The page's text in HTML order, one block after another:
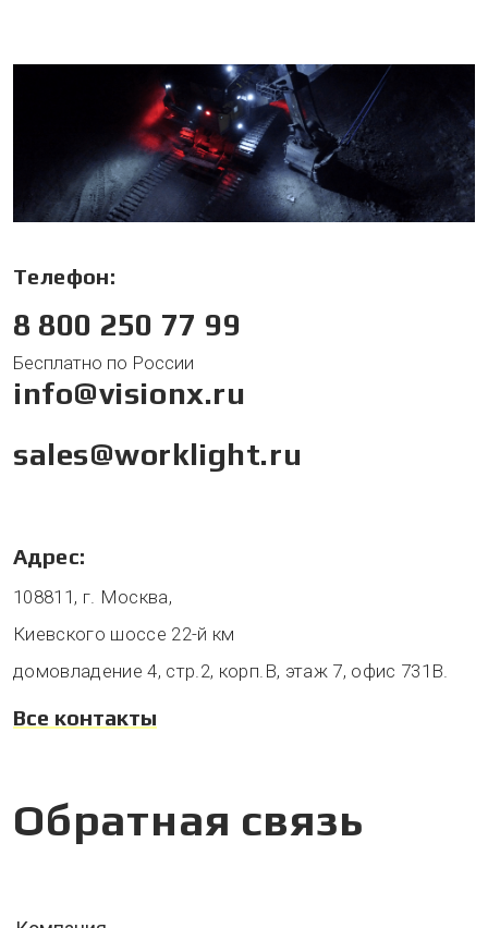
Телефон:
8 800 250 77 99
Бесплатно по России
info@visionx.ru
sales@worklight.ru
Адрес:
108811, г. Москва,
Киевского шоссе 22-й км
домовладение 4, стр.2, корп.В, этаж 7, офис 731В.
Все контакты
Обратная связь